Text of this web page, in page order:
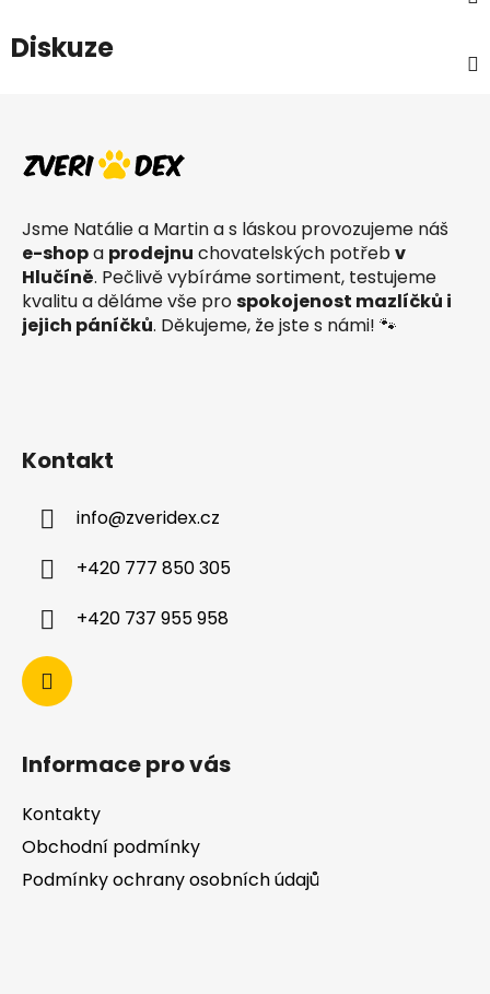
Diskuze
Jsme Natálie a Martin a s láskou provozujeme náš
e-shopa prodejnu chovatelských potřebv
Hlučíně. Pečlivě vybíráme sortiment, testujeme
kvalitu a děláme vše prospokojenost mazlíčků i
jejich páníčků. Děkujeme, že jste s námi! 🐾
Kontakt
info@zveridex.cz
+420 777 850 305
+420 737 955 958
Informace pro vás
Kontakty
Obchodní podmínky
Podmínky ochrany osobních údajů